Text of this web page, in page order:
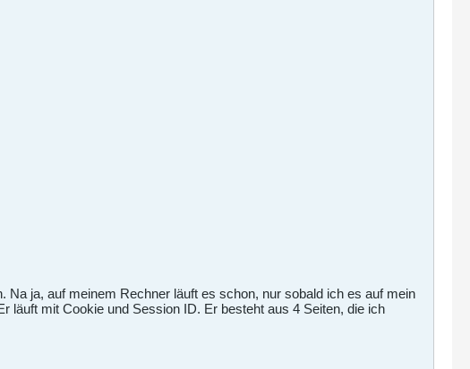
ja, auf meinem Rechner läuft es schon, nur sobald ich es auf mein
läuft mit Cookie und Session ID. Er besteht aus 4 Seiten, die ich